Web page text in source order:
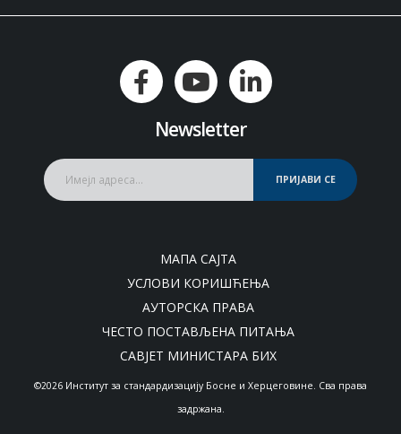
Newsletter
ПРИЈАВИ СЕ
МАПА САЈТА
УСЛОВИ КОРИШЋЕЊА
АУТОРСКА ПРАВА
ЧЕСТО ПОСТАВЉЕНА ПИТАЊА
САВЈЕТ МИНИСТАРА БИХ
©2026 Институт за стандардизацију Босне и Херцеговине. Сва права
задржана.